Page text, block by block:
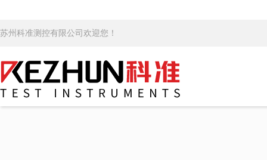
苏州科准测控有限公司欢迎您！